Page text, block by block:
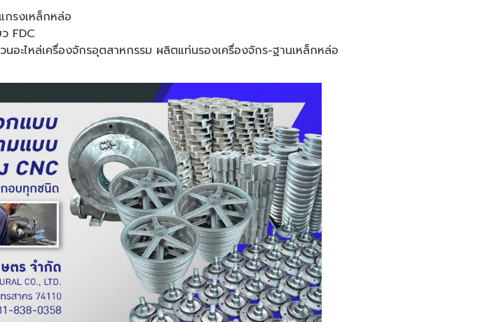
รงเหล็กหล่อ
FDC
ะไหล่เครื่องจักรอุตสาหกรรม ผลิตแท่นรองเครื่องจักร-ฐานเหล็กหล่อ